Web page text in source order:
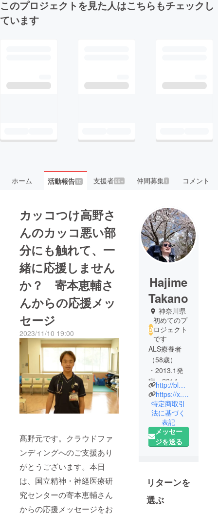
このプロジェクトを見た人はこちらもチェックし
ています
ホーム 活動報告10 支援者99+ 仲間募集 1 コメント
カッコつけ高野さ
んのカッコ悪い部
分にも触れて、一
緒に応援しません
か？ 寄本恵輔さ
んからの応援メッ
セージ
2023/11/10 19:00
髙野元です。クラウドファ
ンディングへのご支援あり
がとうございます。本日
は、国立精神・神経医療研
究センターの寄本恵輔さん
からの応援メッセージをお
Hajime
Takano
神奈川県
初めてのプ
ロジェクト
です
ALS療養者
（58歳）
・2013.1発
症＞2014.10
告知＞
2016.4胃瘻
造設＞
2017.5気管
切開
現在のス
級、介護保
険要介護5認
定です。
http://blog.gentak.info/
https://x.com/gen_tak?s=20
特定商取引
法に基づく
表記
メッセー
ジを送る
リターンを
選ぶ